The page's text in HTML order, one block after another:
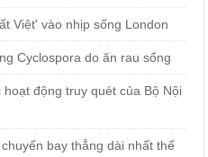
Việt' vào nhịp sống London
Cyclospora do ăn rau sống
động truy quét của Bộ Nội
bay thẳng dài nhất thế